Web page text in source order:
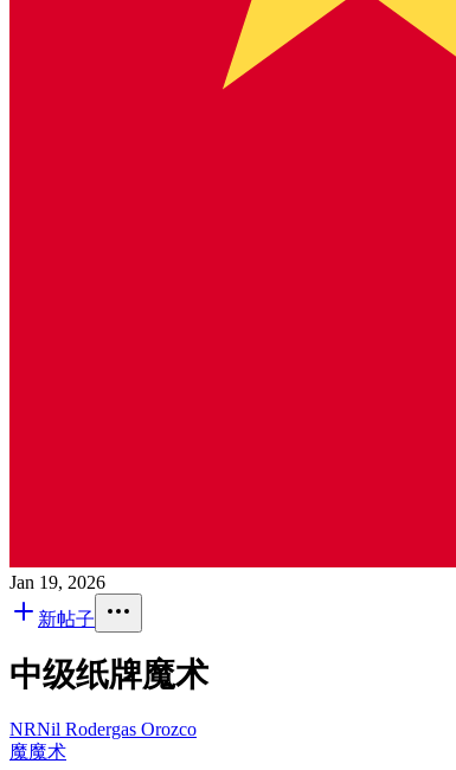
Jan 19, 2026
新帖子
中级纸牌魔术
NRNil Rodergas Orozco
魔魔术